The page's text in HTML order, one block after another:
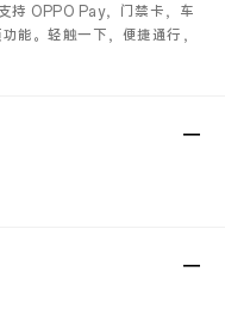
持 OPPO Pay，门禁卡，车
能。轻触一下，便捷通行，